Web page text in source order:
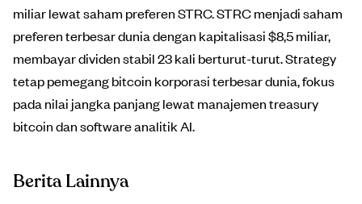
miliar lewat saham preferen STRC. STRC menjadi saham
preferen terbesar dunia dengan kapitalisasi $8,5 miliar,
membayar dividen stabil 23 kali berturut-turut. Strategy
tetap pemegang bitcoin korporasi terbesar dunia, fokus
pada nilai jangka panjang lewat manajemen treasury
bitcoin dan software analitik AI.
Berita Lainnya